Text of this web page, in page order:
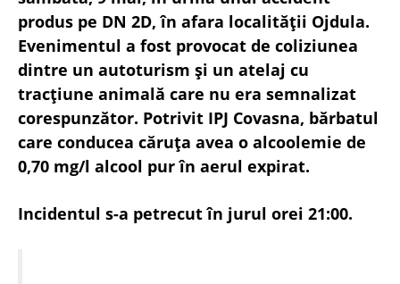
produs pe DN 2D, în afara localității Ojdula.
Evenimentul a fost provocat de coliziunea
dintre un autoturism și un atelaj cu
tracțiune animală care nu era semnalizat
corespunzător. Potrivit IPJ Covasna, bărbatul
care conducea căruța avea o alcoolemie de
0,70 mg/l alcool pur în aerul expirat.
Incidentul s-a petrecut în jurul orei 21:00.